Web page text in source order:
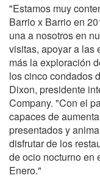
"Estamos muy
Barrio x Barrio en
una a nosotros en
visitas, apoyar a las
más la exploración
los cinco condados
Dixon, presidente
Company. "Con el
capaces de
presentados y
disfrutar de los
de ocio nocturno en
Enero."